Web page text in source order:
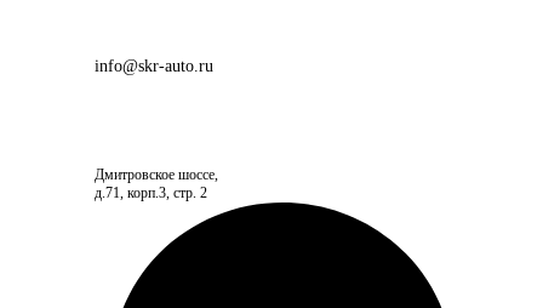
info@skr-auto.ru
Дмитровское шоссе,
д.71, корп.3, стр. 2